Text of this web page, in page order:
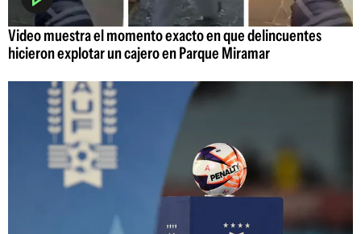
Video muestra el momento exacto en que delincuentes
hicieron explotar un cajero en Parque Miramar